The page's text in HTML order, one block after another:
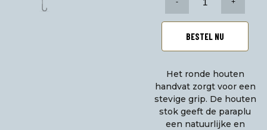
paraplu
Large
BESTEL NU
Het ronde houten
handvat zorgt voor een
stevige grip. De houten
stok geeft de paraplu
een natuurlijke en